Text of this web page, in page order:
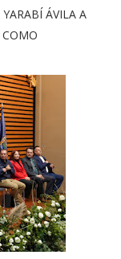
ÁVILA A
COMO